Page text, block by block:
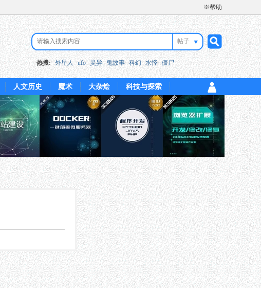
※帮助
帖子
搜
索
热搜: 外星人 ufo 灵异 鬼故事 科幻 水怪 僵尸
人文历史 魔术 大杂烩 科技与探索